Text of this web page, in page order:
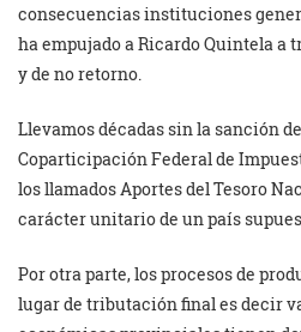
consecuencias instituciones
ha empujado a Ricardo Quintela a
y de no retorno.
Llevamos décadas sin la sanción
Coparticipación Federal de
los llamados Aportes del Tesoro
carácter unitario de un país
Por otra parte, los procesos de
lugar de tributación final es decir